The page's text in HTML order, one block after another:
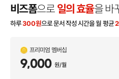
비즈폼으로 일의 효율을 바
하루300원으로 문서 작성 시간을 월 평균
프리미엄 멤버십
9,000 원/월